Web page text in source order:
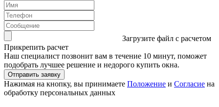
Загрузите файл с расчетом
Прикрепить расчет
Наш специалист позвонит вам в течение 10 минут, поможет
подобрать лучшее решение и недорого купить окна.
Нажимая на кнопку, вы принимаете Положение и Согласие на
обработку персональных данных